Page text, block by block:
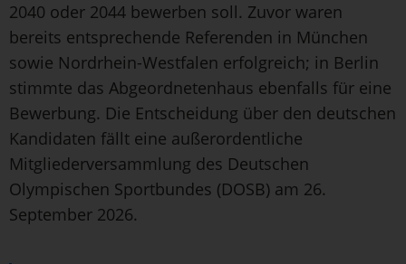
2040 oder 2044 bewerben soll. Zuvor waren
bereits entsprechende Referenden in München
sowie Nordrhein-Westfalen erfolgreich; in Berlin
stimmte das Abgeordnetenhaus ebenfalls für eine
Bewerbung. Die Entscheidung über den deutschen
Kandidaten fällt eine außerordentliche
Mitgliederversammlung des Deutschen
Olympischen Sportbundes (DOSB) am 26.
September 2026.